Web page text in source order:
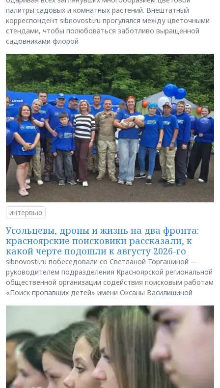
палитры садовых и комнатных растений. Внештатный
корреспондент sibnovosti.ru прогулялся между цветочными
стендами, чтобы полюбоваться заботливо выращенной
садовниками флорой
интервью
Усольцевы, дроны и жизнь на два фронта:
красноярские поисковики рассказали, к
какой черте подошли к августу 2026-го
sibnovosti.ru побеседовали со Светланой Торгашиной —
руководителем подразделения Красноярской региональной
общественной организации содействия поисковым работам
«Поиск пропавших детей» имени Оксаны Василишиной